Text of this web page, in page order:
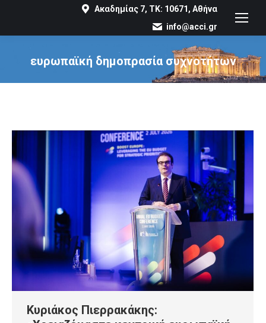
Ακαδημίας 7, ΤΚ: 10671, Αθήνα
info@acci.gr
ευρωπαϊκή δημοπρασία συχνοτήτων
You are here:
Κυριάκος Πιερρακάκης: